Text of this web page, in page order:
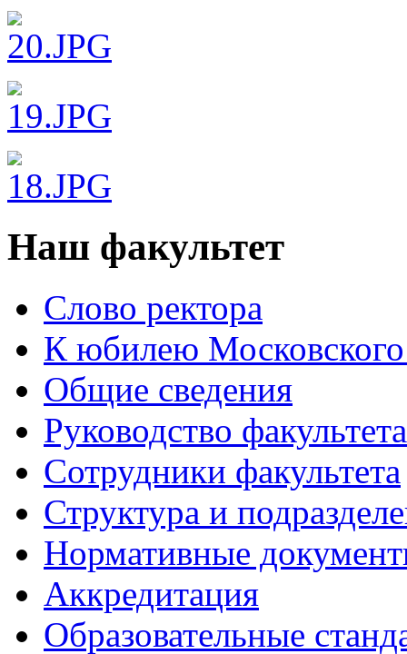
Наш факультет
Слово ректора
К юбилею Московского
Общие сведения
Руководство факультета
Сотрудники факультета
Структура и
Нормативные
Аккредитация
Образовательные